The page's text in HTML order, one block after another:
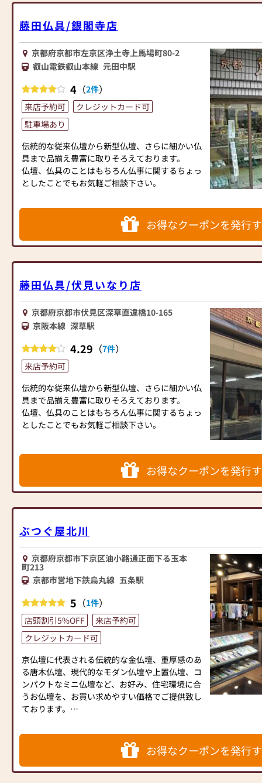
藤田仏具/銀閣寺店
京都府京都市左京区浄土寺上馬場町80-2
叡山電鉄叡山本線 元田中駅
4 （2件）
来店予約可
クレジットカード可
駐車場あり
伝統的な従来仏壇から新型仏壇、さらに細かい仏
具まで品揃え豊富に取りそろえております。
仏壇、仏具のことはもちろん仏事に関するちょっ
としたことでもお気軽ご相談下さい。
お得なクーポンを発行
藤田仏具/伏見いなり店
京都府京都市伏見区深草直違橋10-165
京阪本線 深草駅
4.29 （7件）
来店予約可
伝統的な従来仏壇から新型仏壇、さらに細かい仏
具まで品揃え豊富に取りそろえております。
仏壇、仏具のことはもちろん仏事に関するちょっ
としたことでもお気軽ご相談下さい。
お得なクーポンを発行
ぶつぐ屋北川
京都府京都市下京区油小路通正面下る玉本
町213
京都市営地下鉄烏丸線 五条駅
5 （1件）
店頭割引5%OFF
来店予約可
クレジットカード可
京仏壇に代表される伝統的な金仏壇、重厚感のあ
る唐木仏壇、現代的なモダン仏壇や上置仏壇、コ
ンパクトなミニ仏壇など、お好み、住宅環境に合
うお仏壇を、お買い求めやすい価格でご提供致し
ております。
数展示しております。
京都駅や京都タワー、東本願寺、西本願寺からも
徒歩圏内で交通アクセス良好な立地に位置してお
ります。
お得なクーポンを発行